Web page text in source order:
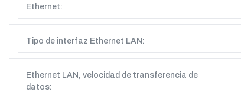
Ethernet:
Tipo de interfaz Ethernet LAN:
Ethernet LAN, velocidad de transferencia de
datos: